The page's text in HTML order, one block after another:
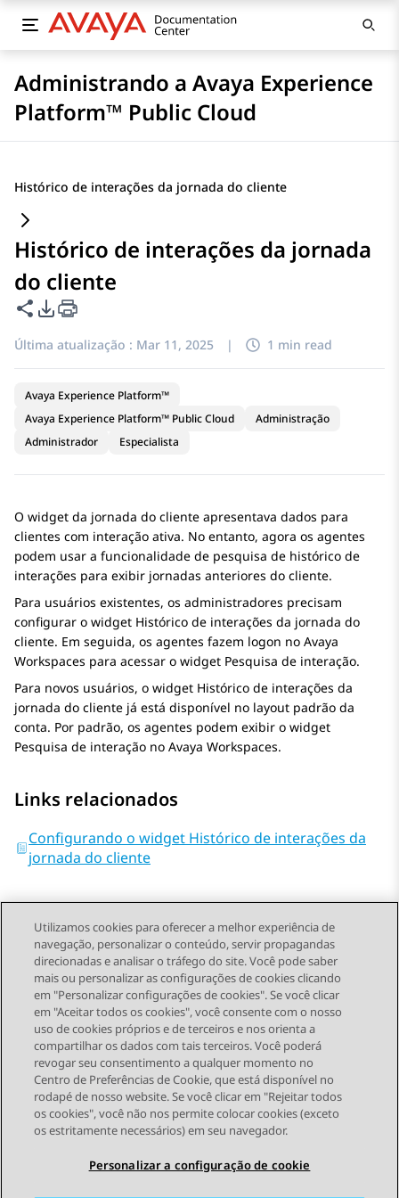
Administrando a Avaya Experience
Platform™ Public Cloud
Histórico de interações da jornada do cliente
Histórico de interações da jornada
do cliente
Compartilhar esta página
Opções de exportação de PDF
Última atualização : Mar 11, 2025 | 1 min read
Avaya Experience Platform™
Avaya Experience Platform™ Public Cloud
Administração
Administrador
Especialista
O widget da jornada do cliente apresentava dados para
clientes com interação ativa. No entanto, agora os agentes
podem usar a funcionalidade de pesquisa de histórico de
interações para exibir jornadas anteriores do cliente.
Para usuários existentes, os administradores precisam
configurar o widget Histórico de interações da jornada do
cliente. Em seguida, os agentes fazem logon no Avaya
Workspaces para acessar o widget Pesquisa de interação.
Para novos usuários, o widget Histórico de interações da
jornada do cliente já está disponível no layout padrão da
conta. Por padrão, os agentes podem exibir o widget
Pesquisa de interação no Avaya Workspaces.
Links relacionados
Configurando o widget Histórico de interações da
jornada do cliente
Send Feedback
Topic navigation
Tópico anterior Próximo tópico
STAY CONNECTED
Utilizamos cookies para oferecer a melhor experiência de
navegação, personalizar o conteúdo, servir propagandas
direcionadas e analisar o tráfego do site. Você pode saber
mais ou personalizar as configurações de cookies clicando
em "Personalizar configurações de cookies". Se você clicar
em "Aceitar todos os cookies", você consente com o nosso
uso de cookies próprios e de terceiros e nos orienta a
compartilhar os dados com tais terceiros. Você poderá
revogar seu consentimento a qualquer momento no
Centro de Preferências de Cookie, que está disponível no
rodapé de nosso website. Se você clicar em "Rejeitar todos
os cookies", você não nos permite colocar cookies (exceto
os estritamente necessários) em seu navegador.
Personalizar a configuração de cookie